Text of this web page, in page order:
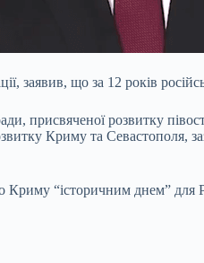
заявив, що за 12 років
присвяченої розвитку
Криму та Севастополя,
Криму “історичним днем” для